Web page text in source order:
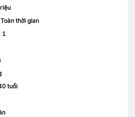
Toàn thời gian
1
tuổi